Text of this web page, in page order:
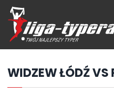
Przejdź
hdo
treści
WIDZEW ŁÓDŹ VS